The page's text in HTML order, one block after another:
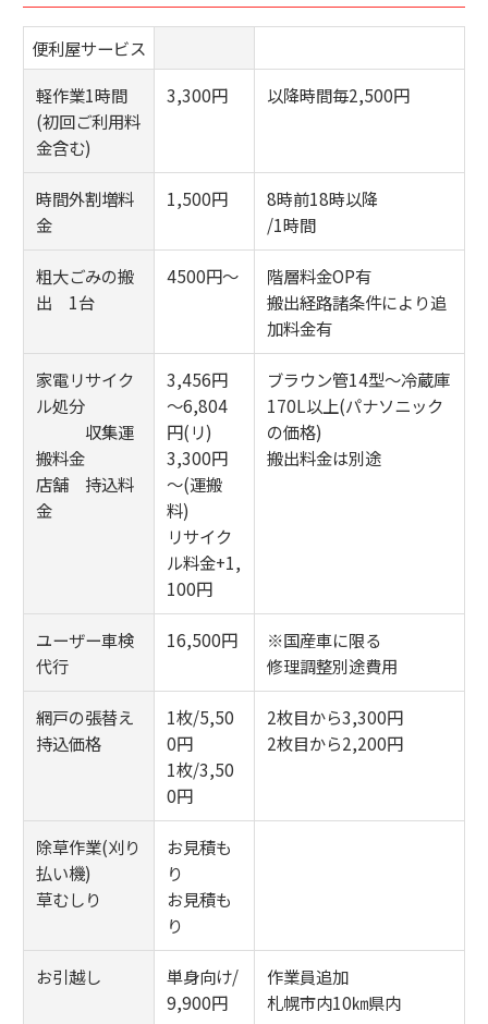
便利屋サービス
軽作業1時間
(初回ご利用料
金含む)
3,300円 以降時間毎2,500円
時間外割増料
金
1,500円
8時前18時以降
/1時間
粗大ごみの搬
出 1台
4500円～
階層料金OP有
搬出経路諸条件により追
加料金有
家電リサイク
ル処分
収集運
搬料金
店舗 持込料
金
3,456円
～6,804
円(リ)
3,300円
～(運搬
料)
リサイク
ル料金+1,
100円
ブラウン管14型～冷蔵庫
170L以上(パナソニック
の価格)
搬出料金は別途
ユーザー車検
代行
16,500円
※国産車に限る
修理調整別途費用
網戸の張替え
持込価格
1枚/5,50
0円
1枚/3,50
0円
2枚目から3,300円
2枚目から2,200円
除草作業(刈り
払い機)
草むしり
お見積も
り
お見積も
り
お引越し
単身向け/
9,900円
作業員追加
札幌市内10㎞県内